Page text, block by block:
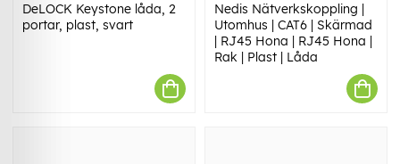
DeLOCK Keystone låda, 2
portar, plast, svart
Nedis Nätverkskoppling |
Utomhus | CAT6 | Skärmad
| RJ45 Hona | RJ45 Hona |
Rak | Plast | Låda